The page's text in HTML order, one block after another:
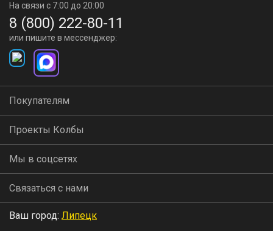
На связи с 7:00 до 20:00
8 (800) 222-80-11
или пишите в мессенджер:
Покупателям
Проекты Колбы
Мы в соцсетях
Связаться с нами
Ваш город: Липецк